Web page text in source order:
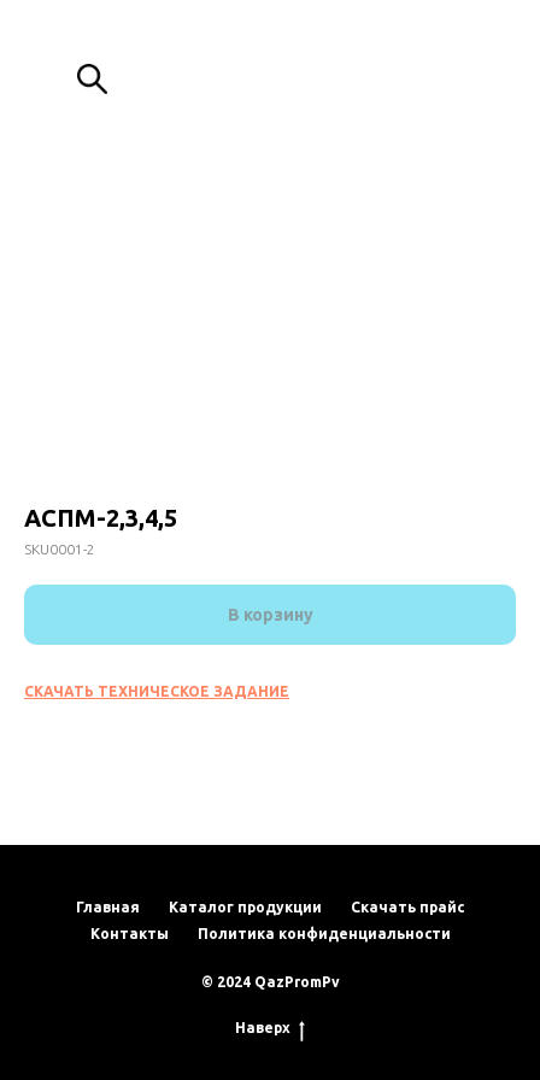
АСПМ-2,3,4,5
SKU0001-2
В корзину
СКАЧАТЬ ТЕХНИЧЕСКОЕ ЗАДАНИЕ
Главная Каталог продукции
Скачать прайс
Контакты
Политика конфиденциальности
© 2024 QazPromPv
Наверх